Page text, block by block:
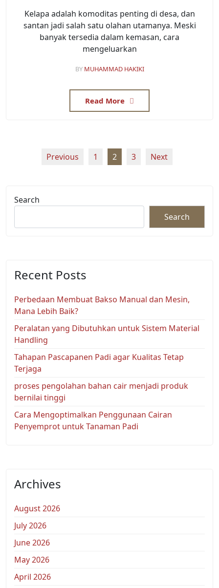
Kelapa adalah komoditas penting di desa, dan
santan jadi salah satu olahan utamanya. Meski
banyak tersedia dalam kemasan, cara
mengeluarkan
BY MUHAMMAD HAKIKI
Read More
Previous 1 2 3 Next
Search
Search
Recent Posts
Perbedaan Membuat Bakso Manual dan Mesin,
Mana Lebih Baik?
Peralatan yang Dibutuhkan untuk Sistem Material
Handling
Tahapan Pascapanen Padi agar Kualitas Tetap
Terjaga
proses pengolahan bahan cair menjadi produk
bernilai tinggi
Cara Mengoptimalkan Penggunaan Cairan
Penyemprot untuk Tanaman Padi
Archives
August 2026
July 2026
June 2026
May 2026
April 2026